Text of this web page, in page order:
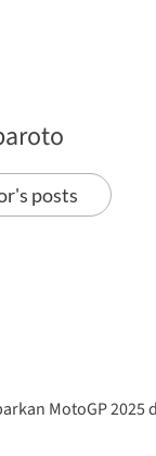
posts
MotoGP 2025